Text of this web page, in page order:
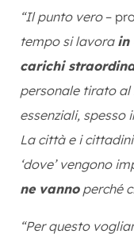
“Il punto vero–
tempo si lavora in
carichi
personale tirato
essenziali, spesso
La città e i
‘dove’ vengono
ne vannoperché
“Per questo